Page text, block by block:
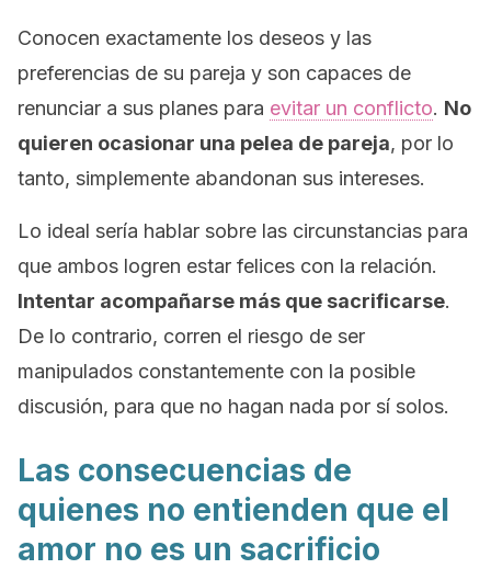
Conocen exactamente los deseos y las
preferencias de su pareja y son capaces de
renunciar a sus planes para evitar un conflicto. No
quieren ocasionar una pelea de pareja, por lo
tanto, simplemente abandonan sus intereses.
Lo ideal sería hablar sobre las circunstancias para
que ambos logren estar felices con la relación.
Intentar acompañarse más que sacrificarse.
De lo contrario, corren el riesgo de ser
manipulados constantemente con la posible
discusión, para que no hagan nada por sí solos.
Las consecuencias de
quienes no entienden que el
amor no es un sacrificio